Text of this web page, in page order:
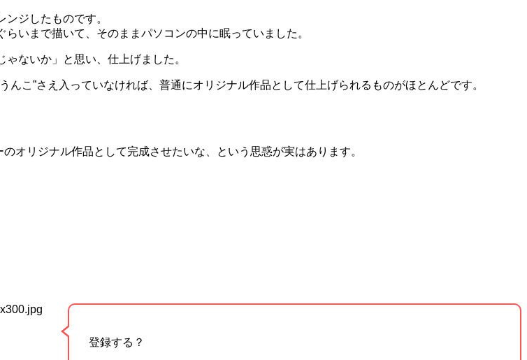
ジしたものです。
いまで描いて、そのままパソコンの中に眠っていました。
ないか」と思い、仕上げました。
こ”さえ入っていなければ、普通にオリジナル作品として仕上げられるものがほとんどです。
オリジナル作品として完成させたいな、という思惑が実はあります。
登録する？